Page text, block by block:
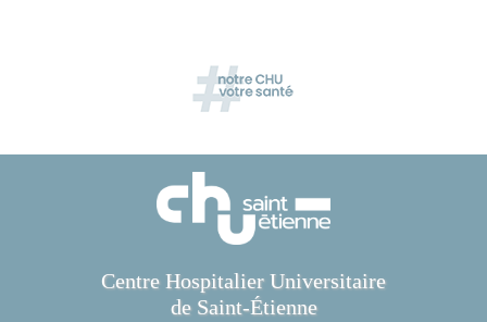
Centre Hospitalier Universitaire
de Saint-Étienne